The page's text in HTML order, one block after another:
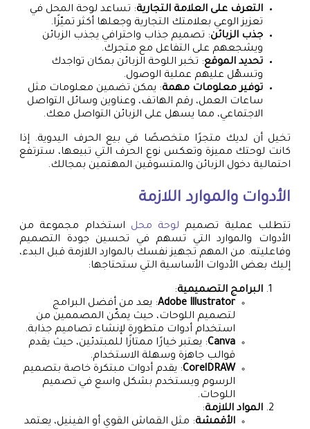
التعرف على العلامة التجارية: تساعد لوحة المحل في
تعزيز الوعي بعلامتك التجارية وجعلها أكثر تميّزًا.
جذب الزبائن: تصميم جذاب واحترافي يجذب الزبائن
ويشجعهم على التفاعل مع متجرك.
تحديد الموقع: تخبر اللوحة الزبائن بمكان تواجدك
وتسهّل عليهم عملية الوصول.
توفير معلومات مهمة: يمكن تضمين معلومات مثل
ساعات العمل، رقم الهاتف، وعناوين وسائل التواصل
الاجتماعي، مما يسهل على الزبائن التواصل معك.
تخيل أن لديك متجرًا متخصصًا في بيع الحرف اليدوية. إذا
كانت لوحتك مميزة وتعكس نوع الحرف التي تبيعها، سترتفع
احتمالية دخول الزبائن والمتسوقين المهتمين بمجالك.
الأدوات والموارد اللازمة
تتطلب عملية تصميم لوحة محل استخدام مجموعة من
الأدوات والموارد التي تسهم في تحسين جودة التصميم
وفاعليته. من المهم تجهيز نفسك بالموارد اللازمة قبل البدء،
إليك بعض الأدوات الأساسية التي ستحتاجها:
البرامج التصميمية:
Adobe Illustrator: يعد من أفضل البرامج
لتصميم اللوحات، حيث يمكّن المصممين من
استخدام أدوات متطورة لإنشاء تصاميم جذابة.
Canva: يعتبر خيارًا ممتازًا للمبتدئين، حيث يقدم
قوالب جاهزة وسهلة الاستخدام.
CorelDRAW: يقدم أدوات مبتكرة خاصة بتصميم
الرسوم ويستخدم بشكل واسع في تصميم
اللوحات.
المواد اللازمة:
الأقمشة: مثل القماش القوي أو الفينيل، يعتمد